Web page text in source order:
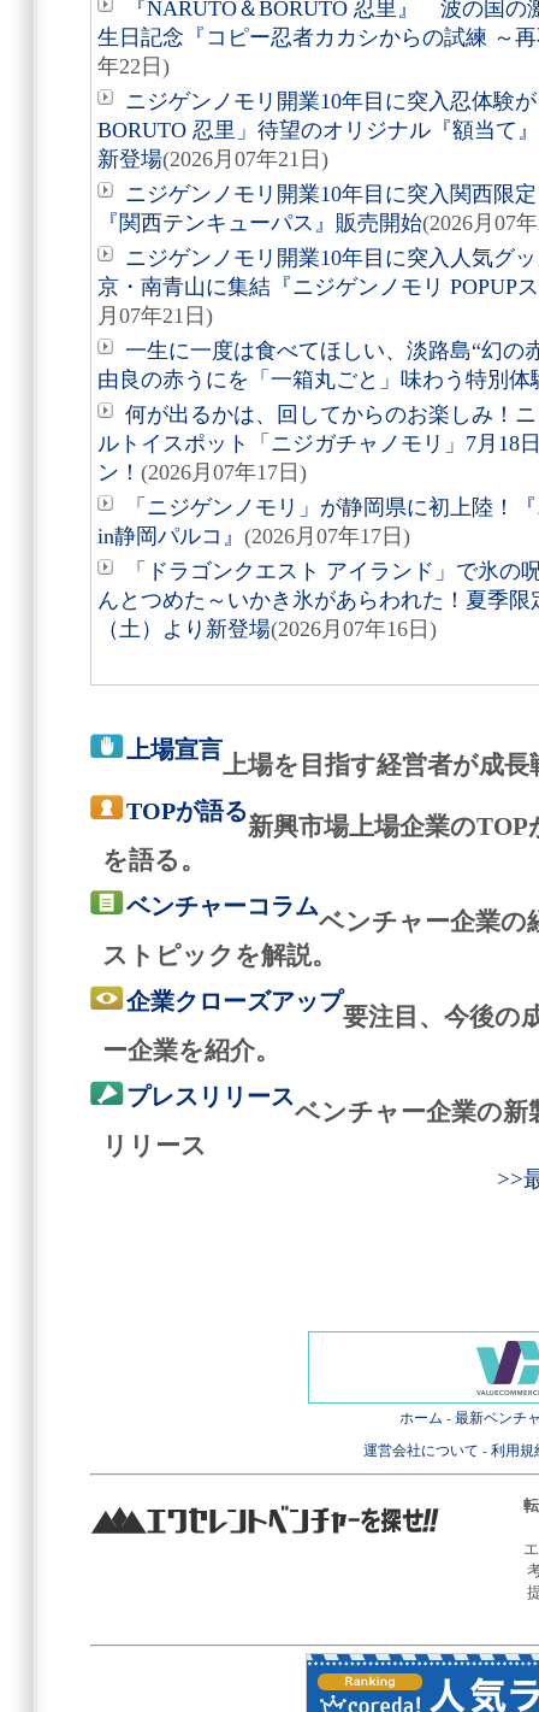
『NARUTO＆BORUTO 忍里』 波の国の
生日記念『コピー忍者カカシからの試練 ～
年22日)
ニジゲンノモリ開業10年目に突入忍体験
BORUTO 忍里」待望のオリジナル『額当て
新登場(2026月07年21日)
ニジゲンノモリ開業10年目に突入関西限
『関西テンキューパス』販売開始(2026月07
ニジゲンノモリ開業10年目に突入人気グ
京・南青山に集結『ニジゲンノモリ POPUP
月07年21日)
一生に一度は食べてほしい、淡路島“幻
由良の赤うにを「一箱丸ごと」味わう特別体
何が出るかは、回してからのお楽しみ！
ルトイスポット「ニジガチャノモリ」7月18
ン！ (2026月07年17日)
「ニジゲンノモリ」が静岡県に初上陸！
in静岡パルコ』 (2026月07年17日)
「ドラゴンクエスト アイランド」で氷の
んとつめた～いかき氷があらわれた！夏季
（土）より新登場(2026月07年16日)
上場宣言
上場を目指す経営者が成
TOPが語る
新興市場上場企業の
を語る。
ベンチャーコラム
ベンチャー企業の
ストピックを解説。
企業クローズアップ
要注目、今後の
ー企業を紹介。
プレスリリース
ベンチャー企業の新
リリース
>>
ホーム - 最新ベンチ
運営会社について - 利用規